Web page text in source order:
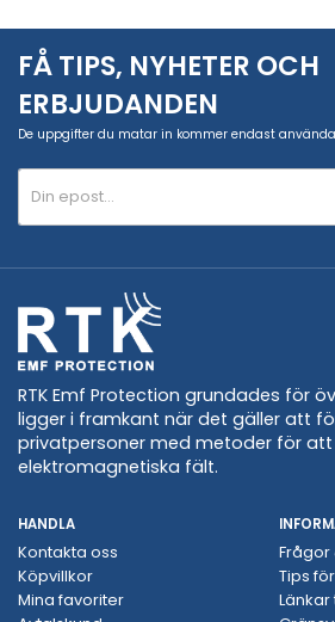
FÅ TIPS, NYHETER OCH
ERBJUDANDEN
De uppgifter du matar in kommer endast
RTK Emf Protection grundades för
ligger i framkant när det gäller att
privatpersoner med metoder för
elektromagnetiska fält.
HANDLA
Kontakta oss
Köpvillkor
Mina favoriter
Frågor
Tips